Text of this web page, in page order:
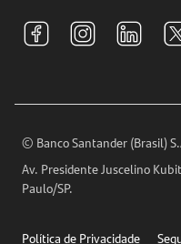
Relações com
S.A.C
Encontre nossas agências
Horários de Atendimento
Telefones
© Banco Santander (Brasil)
Av. Presidente Juscelino
Paulo/SP.
Política de Privacidade